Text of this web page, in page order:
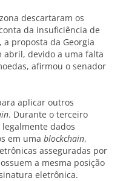
descartaram os
da insuficiência de
proposta da Georgia
abril, devido a uma falta
afirmou o senador
aplicar outros
. Durante o terceiro
dados
em uma blockchain,
asseguradas por
a mesma posição
eletrônica.